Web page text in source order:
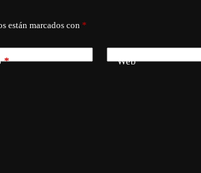
están marcados con *
* Web